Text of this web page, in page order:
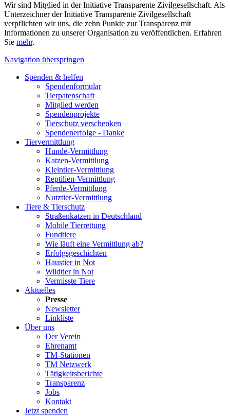
Wir sind Mitglied in der Initiative Transparente Zivilgesellschaft. Als
Unterzeichner der Initiative Transparente Zivilgesellschaft
verpflichten wir uns, die zehn Punkte zur Transparenz mit
Informationen zu unserer Organisation zu veröffentlichen. Erfahren
Sie mehr.
Navigation überspringen
Spenden & helfen
Spendenformular
Tierpatenschaft
Mitglied werden
Spendenprojekte
Tierschutz verschenken
Spendenerfolge - Danke
Tiervermittlung
Hunde-Vermittlung
Katzen-Vermittlung
Kleintier-Vermittlung
Reptilien-Vermittlung
Pferde-Vermittlung
Nutztier-Vermittlung
Tiere & Tierschutz
Straßenkatzen in Deutschland
Mobile Tierrettung
Fundtiere
Wie läuft eine Vermittlung ab?
Erfolgsgeschichten
Haustier in Not
Wildtier in Not
Vermisste Tiere
Aktuelles
Presse
Newsletter
Linkliste
Über uns
Der Verein
Ehrenamt
TM-Stationen
TM Netzwerk
Tätigkeitsberichte
Transparenz
Jobs
Kontakt
Jetzt spenden